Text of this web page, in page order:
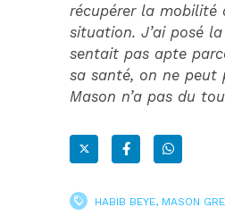
récupérer la mobilité
situation. J’ai posé
sentait pas apte
sa santé, on ne peut
Mason n’a pas du
HABIB BEYE, MASON